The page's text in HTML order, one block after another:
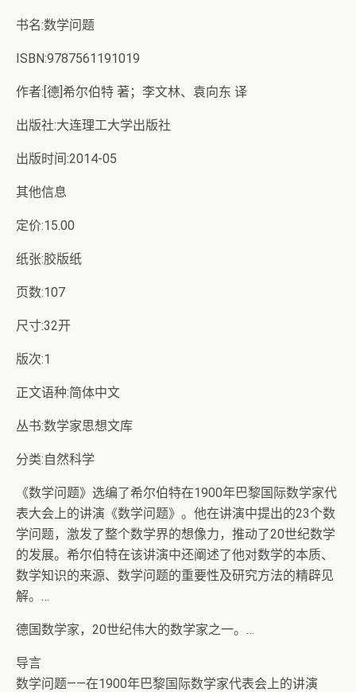
书名:数学问题
ISBN:9787561191019
作者:[德]希尔伯特 著；李文林、袁向东 译
出版社:大连理工大学出版社
出版时间:2014-05
其他信息
定价:15.00
纸张:胶版纸
页数:107
尺寸:32开
版次:1
正文语种:简体中文
丛书:数学家思想文库
分类:自然科学
《数学问题》选编了希尔伯特在1900年巴黎国际数学家代
表大会上的讲演《数学问题》。他在讲演中提出的23个数
学问题，激发了整个数学界的想像力，推动了20世纪数学
的发展。希尔伯特在该讲演中还阐述了他对数学的本质、
数学知识的来源、数学问题的重要性及研究方法的精辟见
解。…
德国数学家，20世纪伟大的数学家之一。…
导言
数学问题――在1900年巴黎国际数学家代表会上的讲演